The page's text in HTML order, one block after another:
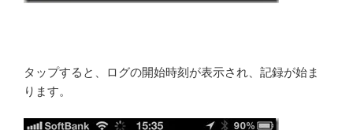
タップすると、ログの開始時刻が表示され、記録が始ま
ります。